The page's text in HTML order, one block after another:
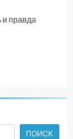
и правда
ПОИСК